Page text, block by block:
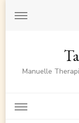
Manuelle